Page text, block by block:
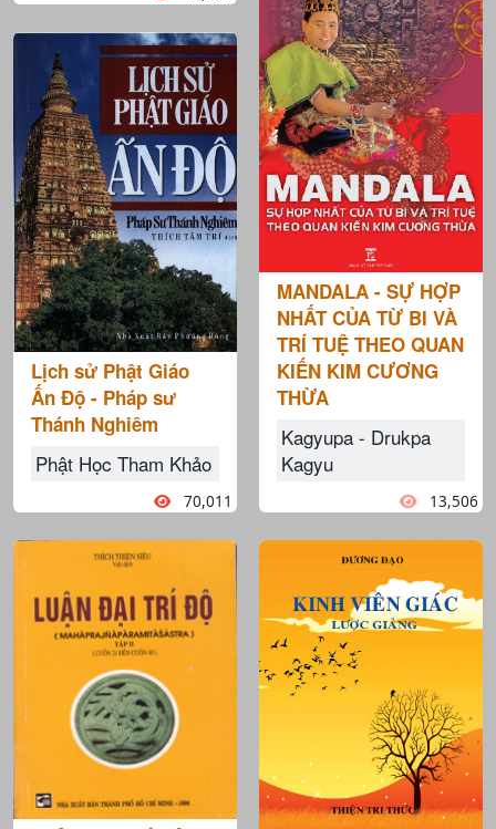
Lịch sử Phật Giáo
Ấn Độ - Pháp sư
Thánh Nghiêm
Phật Học Tham Khảo
70,011
MANDALA - SỰ HỢP
NHẤT CỦA TỪ BI VÀ
TRÍ TUỆ THEO QUAN
KIẾN KIM CƯƠNG
THỪA
Kagyupa - Drukpa
Kagyu
13,506